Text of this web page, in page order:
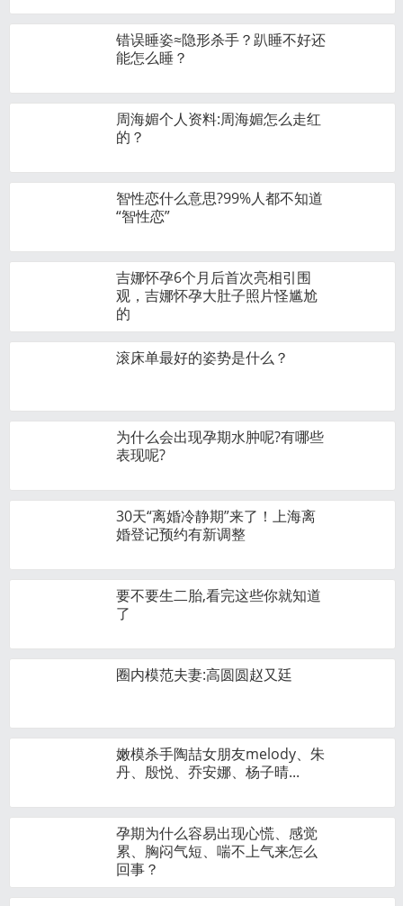
错误睡姿≈隐形杀手？趴睡不好还
能怎么睡？
周海媚个人资料:周海媚怎么走红
的？
智性恋什么意思?99%人都不知道
“智性恋”
吉娜怀孕6个月后首次亮相引围
观，吉娜怀孕大肚子照片怪尴尬
的
滚床单最好的姿势是什么？
为什么会出现孕期水肿呢?有哪些
表现呢?
30天“离婚冷静期”来了！上海离
婚登记预约有新调整
要不要生二胎,看完这些你就知道
了
圈内模范夫妻:高圆圆赵又廷
嫩模杀手陶喆女朋友melody、朱
丹、殷悦、乔安娜、杨子晴...
孕期为什么容易出现心慌、感觉
累、胸闷气短、喘不上气来怎么
回事？